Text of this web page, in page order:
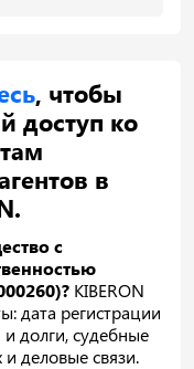
, чтобы
доступ ко
в
с
KIBERON
дата регистрации
и долги, судебные
и деловые связи.